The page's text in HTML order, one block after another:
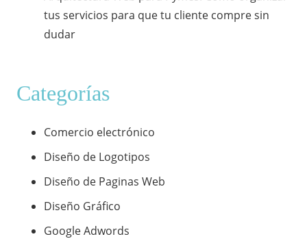
tus servicios para que tu cliente compre sin
dudar
Categorías
Comercio electrónico
Diseño de Logotipos
Diseño de Paginas Web
Diseño Gráfico
Google Adwords